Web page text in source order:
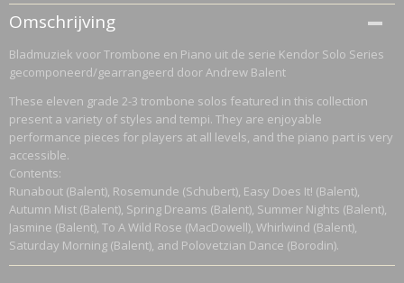
Netto gewicht
0,40 Kg
Bruto gewicht
0,40 Kg
Omschrijving
Bladmuziek voor Trombone en Piano uit de serie Kendor Solo Series
gecomponeerd/gearrangeerd door Andrew Balent
These eleven grade 2-3 trombone solos featured in this collection
present a variety of styles and tempi. They are enjoyable
performance pieces for players at all levels, and the piano part is very
accessible.
Contents:
Runabout (Balent), Rosemunde (Schubert), Easy Does It! (Balent),
Autumn Mist (Balent), Spring Dreams (Balent), Summer Nights (Balent),
Jasmine (Balent), To A Wild Rose (MacDowell), Whirlwind (Balent),
Saturday Morning (Balent), and Polovetzian Dance (Borodin).